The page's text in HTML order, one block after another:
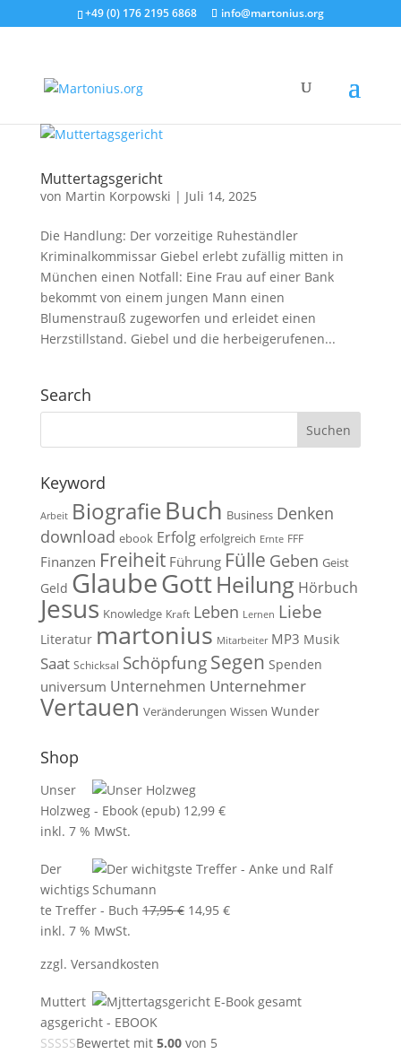
+49 (0) 176 2195 6868 info@martonius.org
Muttertagsgericht
von Martin Korpowski | Juli 14, 2025
Die Handlung: Der vorzeitige Ruheständler
Kriminalkommissar Giebel erlebt zufällig mitten in
München einen Notfall: Eine Frau auf einer Bank
bekommt von einem jungen Mann einen
Blumenstrauß zugeworfen und erleidet einen
Herzstillstand. Giebel und die herbeigerufenen...
Search
Keyword
Arbeit BiografieBuch Business Denken
download ebook Erfolg erfolgreich Ernte FFF
Finanzen Freiheit Führung Fülle Geben Geist
Geld GlaubeGottHeilung Hörbuch
Jesus Knowledge Kraft Leben Lernen Liebe
Literatur martonius Mitarbeiter MP3 Musik
Saat Schicksal Schöpfung Segen Spenden
universum Unternehmen Unternehmer
Vertauen Veränderungen Wissen Wunder
Shop
Unser
Holzweg - Ebook (epub) 12,99 €
inkl. 7 % MwSt.
Der
wichtigs
te Treffer - Buch 17,95€ Ursprünglicher
14,95 €Aktueller
inkl. 7 % MwSt.
zzgl. Versandkosten
Muttert
agsgericht - EBOOK
Bewertet mit 5.00von 5